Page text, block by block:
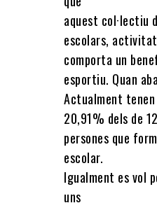
aquest col·lectiu
escolars,
comporta un
esportiu. Quan
Actualment
20,91% dels de
persones que
escolar.
Igualment es vol
uns